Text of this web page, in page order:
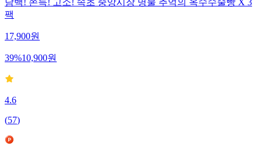
담백! 쫀득! 고소! 속초 중앙시장 명물 추억의 옥수수술빵 X 3
팩
17,900원
39%10,900원
4.6
(57)